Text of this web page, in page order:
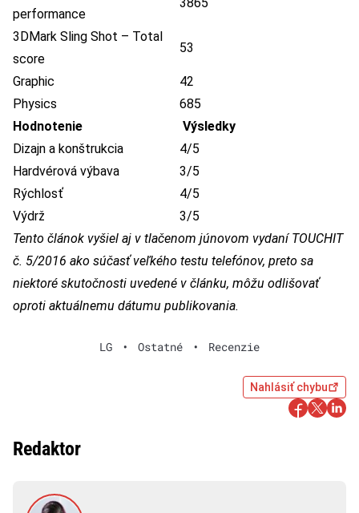
performance
3865
3DMark Sling Shot – Total
score
53
Graphic
42
Physics
685
Hodnotenie
Výsledky
Dizajn a konštrukcia
4/5
Hardvérová výbava
3/5
Rýchlosť
4/5
Výdrž
3/5
Tento článok vyšiel aj v tlačenom júnovom vydaní TOUCHIT
č. 5/2016 ako súčasť veľkého testu telefónov, preto sa
niektoré skutočnosti uvedené v článku, môžu odlišovať
oproti aktuálnemu dátumu publikovania.
LG • Ostatné • Recenzie
Nahlásiť chybu
Redaktor